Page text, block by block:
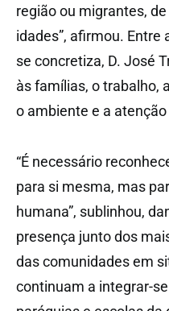
região ou migrantes,
idades”, afirmou.
se concretiza, D. José
às famílias, o trabalho,
o ambiente e a
“É necessário
para si mesma, mas
humana”, sublinhou,
presença junto dos
das comunidades em
continuam a integrar-